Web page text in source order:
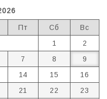
Пт Сб
Вс
1
2
7 8
9
14 15
16
21 22
23